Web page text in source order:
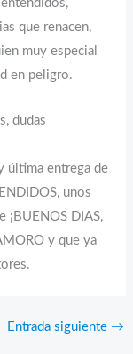
que renacen,
muy especial
en peligro.
dudas
última entrega de
unos
¡BUENOS DIAS,
y que ya
Entrada siguiente →